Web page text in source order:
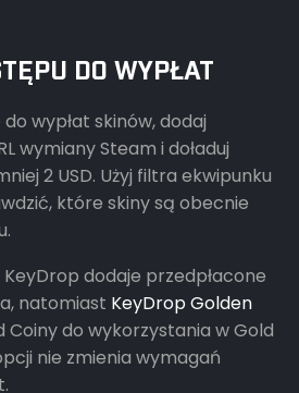
DO WYPŁAT
wypłat skinów, dodaj
wymiany Steam i doładuj
2 USD. Użyj filtra ekwipunku
które skiny są obecnie
dodaje przedpłacone
natomiast KeyDrop Golden
Coiny do wykorzystania w Gold
nie zmienia wymagań